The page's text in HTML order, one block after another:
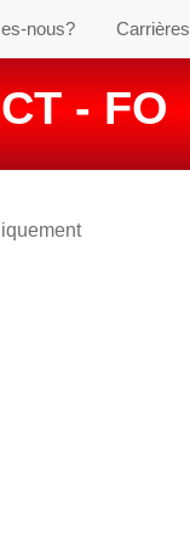
nous? Carrières
- FO